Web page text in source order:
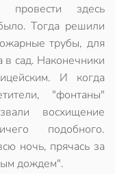
провести здесь
Тогда решили
трубы, для
в сад. Наконечники
И когда
"фонтаны"
восхищение
подобного.
ночь, прячась за
дождем".